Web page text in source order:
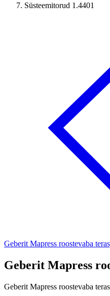
Süsteemitorud 1.4401
Geberit Mapress roostevaba
Geberit Mapress
Geberit Mapress roostevaba